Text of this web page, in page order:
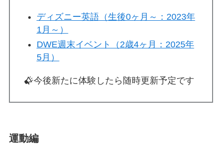
ディズニー英語（生後0ヶ月～：2023年
1月～）
DWE週末イベント（2歳4ヶ月：2025年
5月）
今後新たに体験したら随時更新予定です
運動編